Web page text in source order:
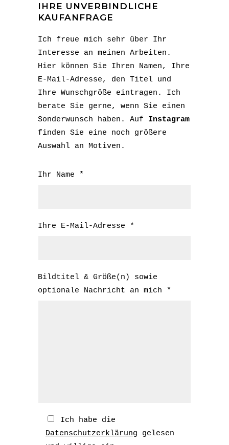
IHRE UNVERBINDLICHE
KAUFANFRAGE
Ich freue mich sehr über Ihr
Interesse an meinen Arbeiten.
Hier können Sie Ihren Namen, Ihre
E-Mail-Adresse, den Titel und
Ihre Wunschgröße eintragen. Ich
berate Sie gerne, wenn Sie einen
Sonderwunsch haben. Auf Instagram
finden Sie eine noch größere
Auswahl an Motiven.
Ihr Name *
Ihre E-Mail-Adresse *
Bildtitel & Größe(n) sowie
optionale Nachricht an mich *
Ich habe die
Datenschutzerklärung gelesen